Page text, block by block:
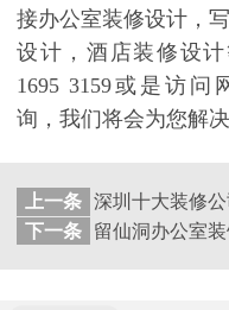
接办公室装修设计，
设计，酒店装修设
1695 3159或是访问
询，我们将会为您解
上一条
下一条